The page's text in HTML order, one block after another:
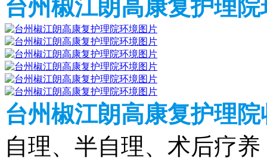
台州椒江朗高康复护理
台州椒江朗高康复护理
自理、半自理、术后疗养